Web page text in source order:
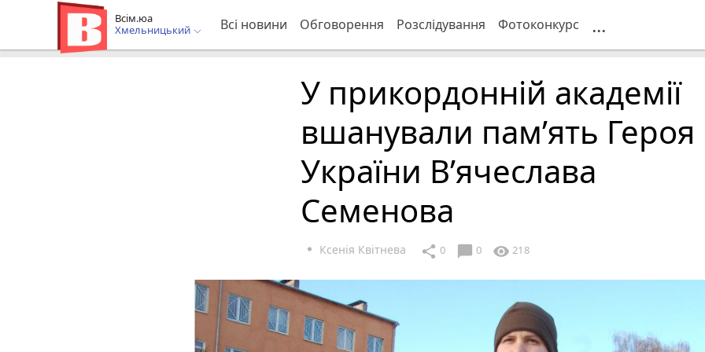
Всім.юа
Хмельницький
Всі новини Обговорення Розслідування Фотоконкурс ...
У прикордонній академії
вшанували пам’ять Героя
України В’ячеслава
Семенова
Ксенія Квітнева share 0 chat_bubble 0 visibility 218